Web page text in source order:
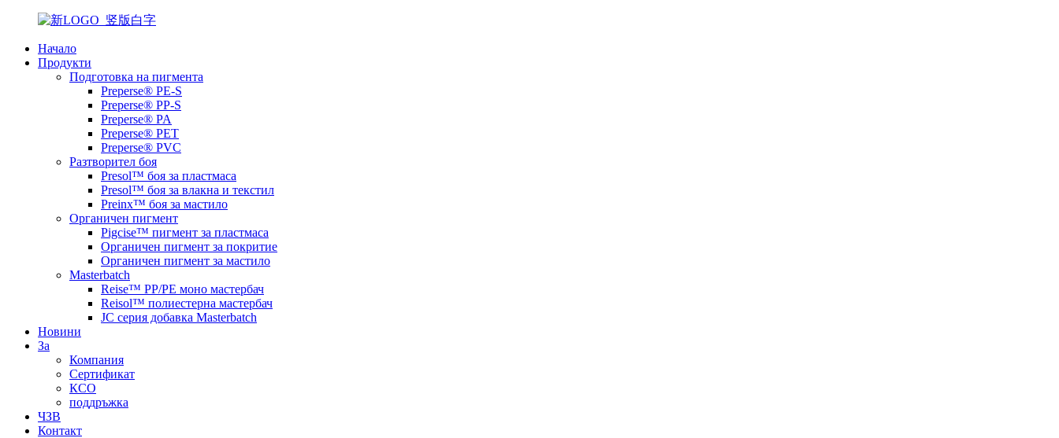
Начало
Продукти
Подготовка на пигмента
Preperse® PE-S
Preperse® PP-S
Preperse® PA
Preperse® PET
Preperse® PVC
Разтворител боя
Presol™ боя за пластмаса
Presol™ боя за влакна и текстил
Preinx™ боя за мастило
Органичен пигмент
Pigcise™ пигмент за пластмаса
Органичен пигмент за покритие
Органичен пигмент за мастило
Masterbatch
Reise™ PP/PE моно мастербач
Reisol™ полиестерна мастербач
JC серия добавка Masterbatch
Новини
За
Компания
Сертификат
КСО
поддръжка
ЧЗВ
Контакт